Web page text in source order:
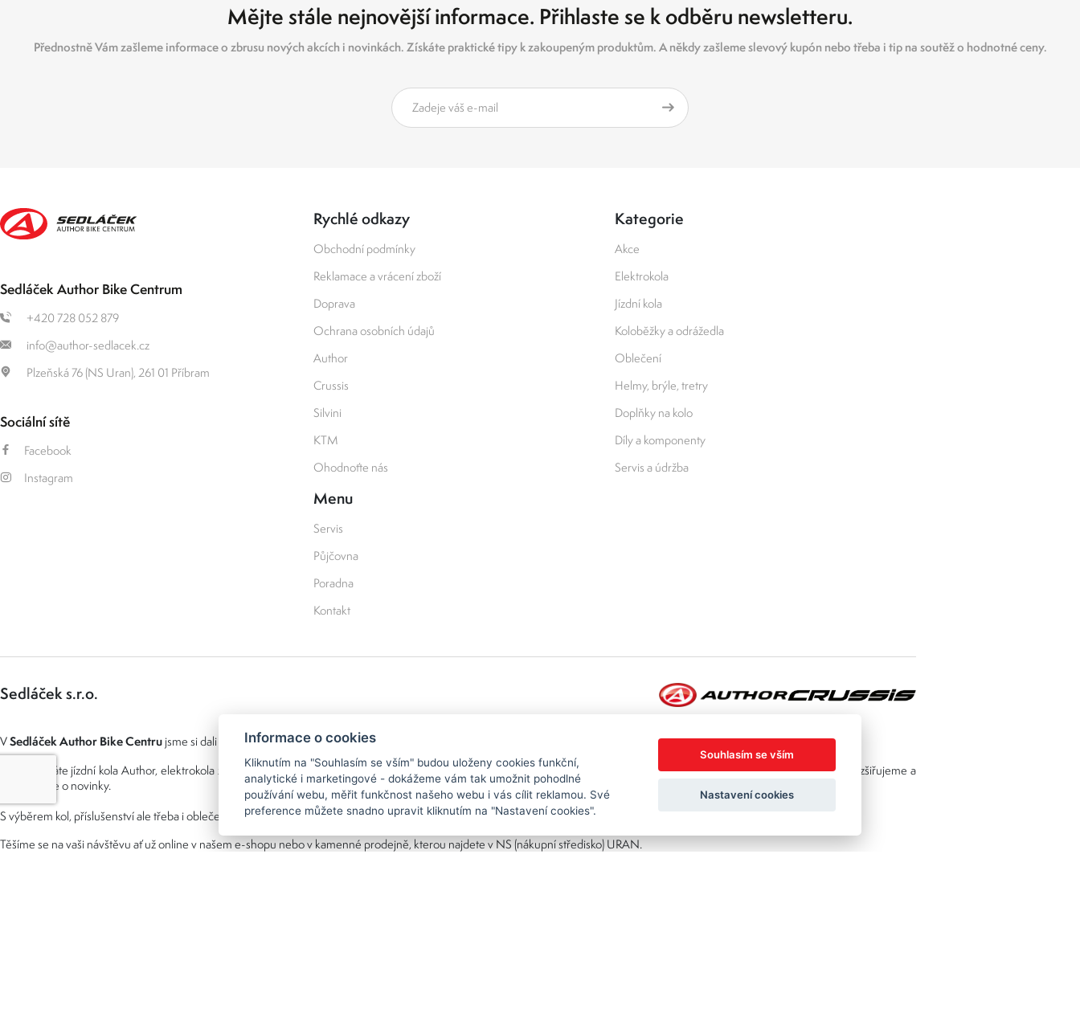
Mějte stále nejnovější informace. Přihlaste se k odběru newsletteru.
Přednostně Vám zašleme informace o zbrusu nových akcích i novinkách. Získáte praktické tipy k zakoupeným produktům. A někdy zašleme slevový kupón nebo třeba i tip na soutěž o hodnotné ceny.
Sedláček Author Bike Centrum
+420 728 052 879
info@author-sedlacek.cz
Plzeňská 76 (NS Uran), 261 01 Příbram
Sociální sítě
Facebook
Instagram
Rychlé odkazy
Obchodní podmínky
Reklamace a vrácení zboží
Doprava
Ochrana osobních údajů
Author
Crussis
Silvini
KTM
Ohodnoťte nás
Menu
Servis
Půjčovna
Poradna
Kontakt
Kategorie
Akce
Elektrokola
Jízdní kola
Koloběžky a odrážedla
Oblečení
Helmy, brýle, tretry
Doplňky na kolo
Díly a komponenty
Servis a údržba
Sedláček s.r.o.
VSedláček Author Bike Centru jsme si dali za cíl pomáhat vám s výběrem co nejlepší výbavy pro cyklistiku a postarat se o vás i po nákupu.
Ať už vybíráte jízdní kola Author, elektrokola značek Crussis, Author nebo KTM, vždy se můžete spolehnout na individuální přístup a odborné poradenství. Nabídku neustále rozšiřujeme a
doplňujeme o novinky.
S výběrem kol, příslušenství ale třeba i oblečení značky Silvini vám pomáhá náš tým, který cyklistikou žije. V oboru pracujeme už mnoho let.
Těšíme se na vaši návštěvu ať už online v našem e-shopu nebo v kamenné prodejně, kterou najdete v NS (nákupní středisko) URAN.
Informace o cookies
Kliknutím na "Souhlasím se vším" budou uloženy cookies funkční,
analytické i marketingové - dokážeme vám tak umožnit pohodlné
používání webu, měřit funkčnost našeho webu i vás cílit reklamou. Své
preference můžete snadno upravit kliknutím na "Nastavení cookies".
Souhlasím se vším
Nastavení cookies